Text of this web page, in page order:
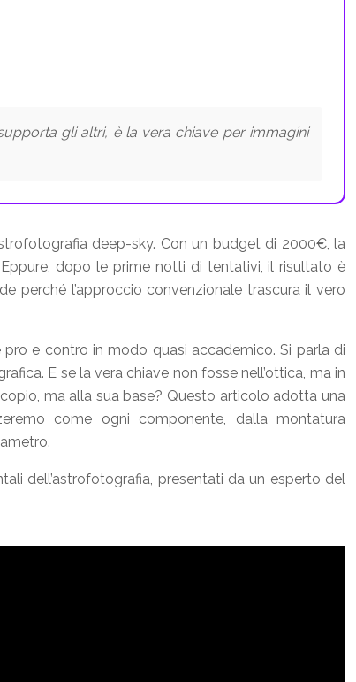
gli altri, è la vera chiave per immagini
deep-sky. Con un budget di 2000€, la
dopo le prime notti di tentativi, il risultato è
perché l’approccio convenzionale trascura il vero
e contro in modo quasi accademico. Si parla di
E se la vera chiave non fosse nell’ottica, ma in
ma alla sua base? Questo articolo adotta una
come ogni componente, dalla montatura
dell’astrofotografia, presentati da un esperto del